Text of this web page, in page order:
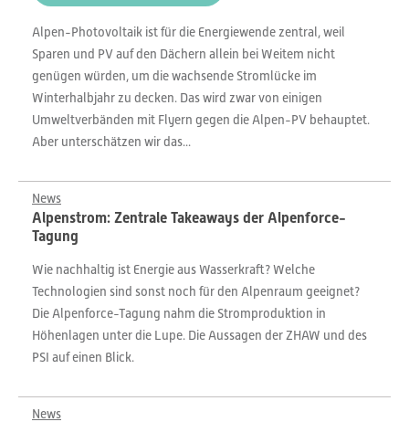
Alpen-Photovoltaik ist für die Energiewende zentral, weil
Sparen und PV auf den Dächern allein bei Weitem nicht
genügen würden, um die wachsende Stromlücke im
Winterhalbjahr zu decken. Das wird zwar von einigen
Umweltverbänden mit Flyern gegen die Alpen-PV behauptet.
Aber unterschätzen wir das...
News
Alpenstrom: Zentrale Takeaways der Alpenforce-
Tagung
Wie nachhaltig ist Energie aus Wasserkraft? Welche
Technologien sind sonst noch für den Alpenraum geeignet?
Die Alpenforce-Tagung nahm die Stromproduktion in
Höhenlagen unter die Lupe. Die Aussagen der ZHAW und des
PSI auf einen Blick.
News